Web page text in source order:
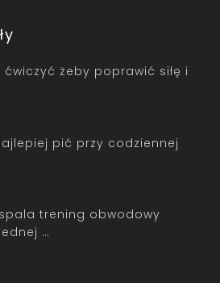
ćwiczyć żeby poprawić siłę i
pić przy codziennej
trening obwodowy
…